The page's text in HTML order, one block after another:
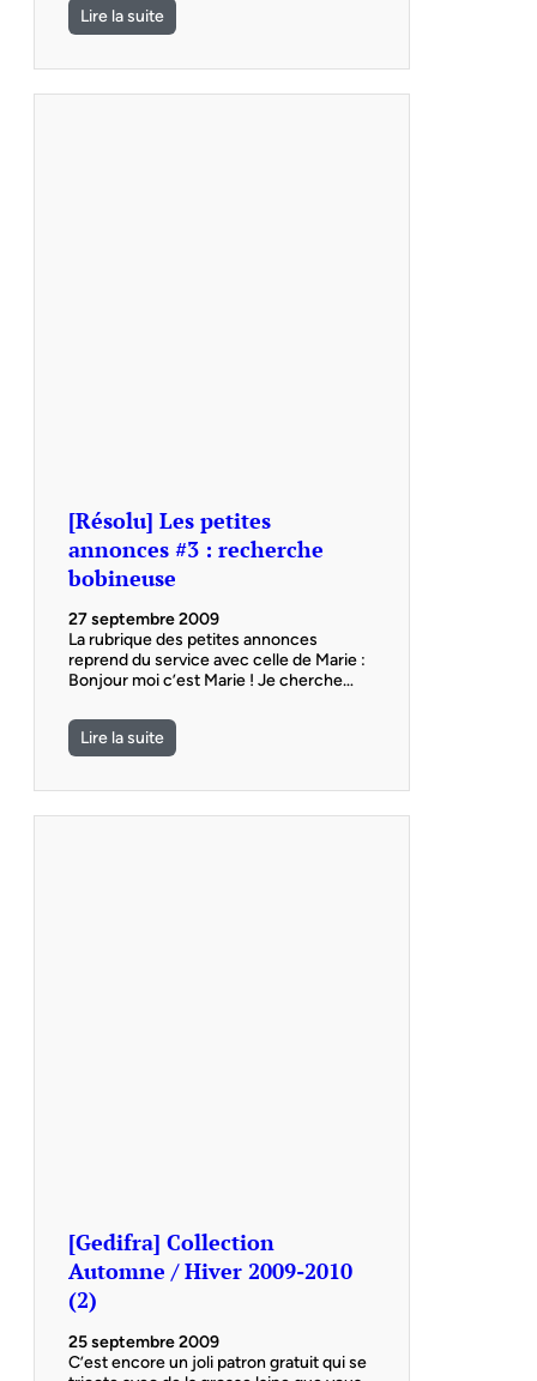
Lire la suite
[Résolu] Les petites
annonces #3 : recherche
bobineuse
27 septembre 2009
La rubrique des petites annonces
reprend du service avec celle de Marie :
Bonjour moi c’est Marie ! Je cherche…
Lire la suite
[Gedifra] Collection
Automne / Hiver 2009-2010
(2)
25 septembre 2009
C’est encore un joli patron gratuit qui se